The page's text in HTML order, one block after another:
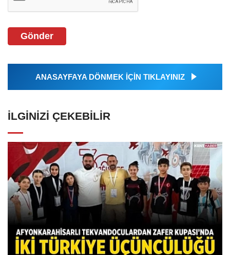
Gönder
ANASAYFAYA DÖNMEK İÇİN TIKLAYINIZ
İLGINIZI ÇEKEBILIR